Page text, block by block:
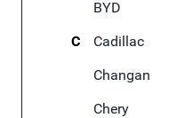
BYD
C
Cadillac
Changan
Chery